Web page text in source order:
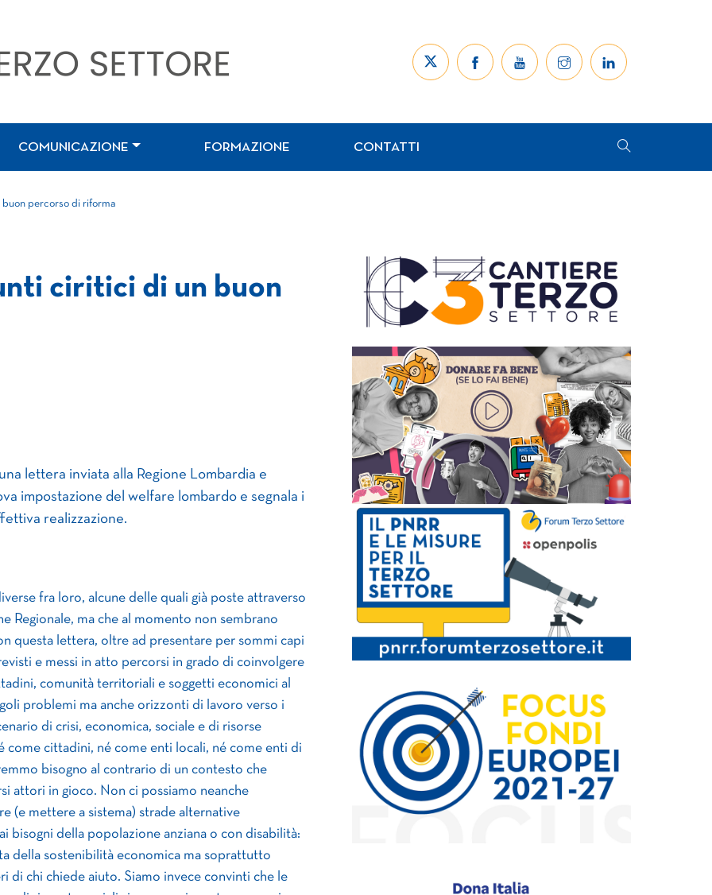
COMUNICAZIONE FORMAZIONE CONTATTI
buon percorso di riforma
ciritici di un buon
lettera inviata alla Regione Lombardia e
impostazione del welfare lombardo e segnala i
realizzazione.
fra loro, alcune delle quali già poste attraverso
Regionale, ma che al momento non sembrano
questa lettera, oltre ad presentare per sommi capi
e messi in atto percorsi in grado di coinvolgere
comunità territoriali e soggetti economici al
problemi ma anche orizzonti di lavoro verso i
di crisi, economica, sociale e di risorse
cittadini, né come enti locali, né come enti di
bisogno al contrario di un contesto che
attori in gioco. Non ci possiamo neanche
(e mettere a sistema) strade alternative
bisogni della popolazione anziana o con disabilità:
della sostenibilità economica ma soprattutto
di chi chiede aiuto. Siamo invece convinti che le